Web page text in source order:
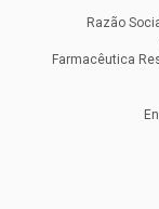
Razão
Farmacêutica